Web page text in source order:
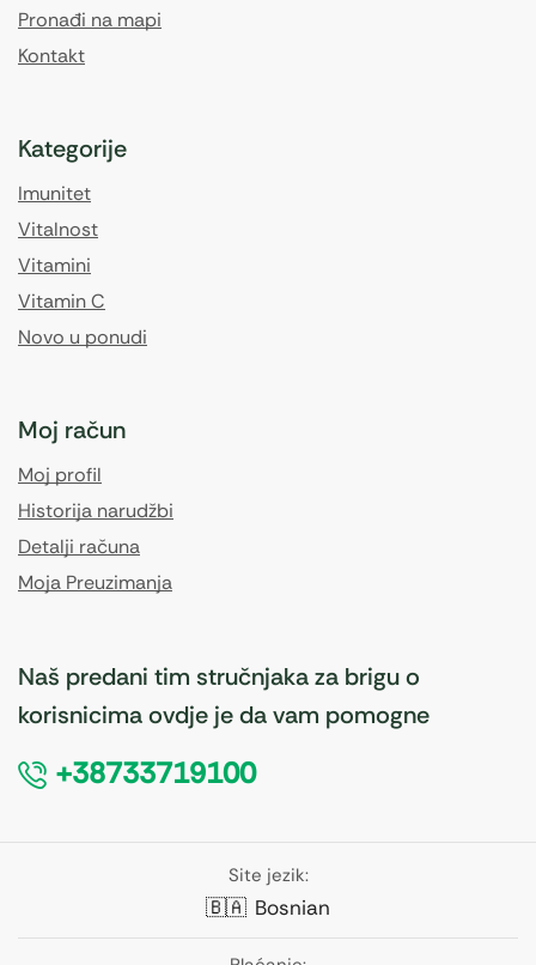
Pronađi na mapi
Kontakt
Kategorije
Imunitet
Vitalnost
Vitamini
Vitamin C
Novo u ponudi
Moj račun
Moj profil
Historija narudžbi
Detalji računa
Moja Preuzimanja
Naš predani tim stručnjaka za brigu o
korisnicima ovdje je da vam pomogne
+38733719100
Site jezik:
🇧🇦 Bosnian